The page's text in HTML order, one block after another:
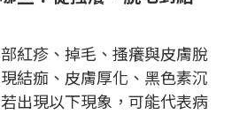
紅疹、掉毛、搔癢與皮膚脫
結痂、皮膚厚化、黑色素沉
出現以下現象，可能代表病